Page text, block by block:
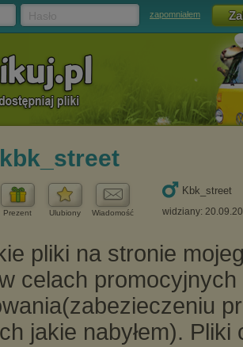
zapomniałem
kbk_street
Prezent Ulubiony Wiadomość
Kbk_street
widziany: